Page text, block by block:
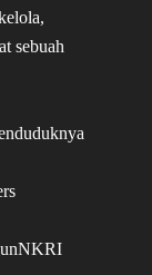
sebuah